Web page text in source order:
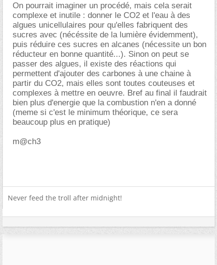
On pourrait imaginer un procédé, mais cela serait
complexe et inutile : donner le CO2 et l'eau à des
algues unicellulaires pour qu'elles fabriquent des
sucres avec (nécéssite de la lumière évidemment),
puis réduire ces sucres en alcanes (nécessite un bon
réducteur en bonne quantité...). Sinon on peut se
passer des algues, il existe des réactions qui
permettent d'ajouter des carbones à une chaine à
partir du CO2, mais elles sont toutes couteuses et
complexes à mettre en oeuvre. Bref au final il faudrait
bien plus d'energie que la combustion n'en a donné
(meme si c'est le minimum théorique, ce sera
beaucoup plus en pratique)
m@ch3
Never feed the troll after midnight!